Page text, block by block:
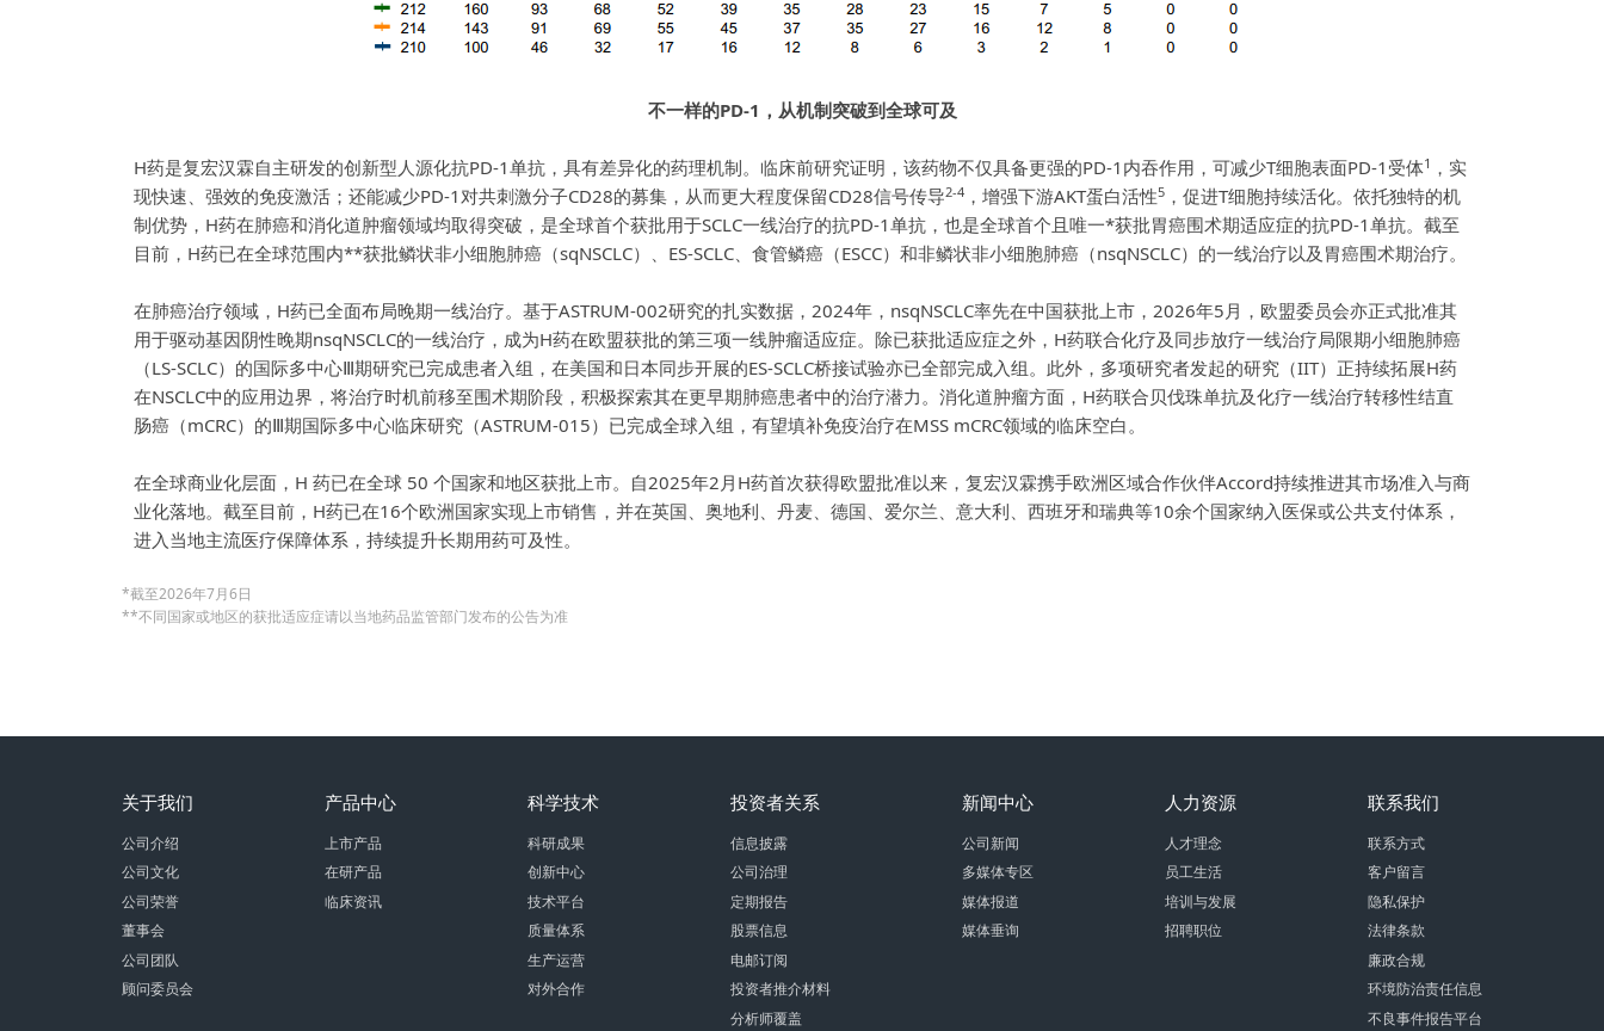
不一样的PD-1，从机制突破到全球可及
H药是复宏汉霖自主研发的创新型人源化抗PD-1单抗，具有差异化的药理机制。临床前研究证明，该药物不仅具备更强的PD-1内吞作用，可减少T细胞表面PD-1受体1 ，实
现快速、强效的免疫激活；还能减少PD-1对共刺激分子CD28的募集，从而更大程度保留CD28信号传导2-4 ，增强下游AKT蛋白活性5 ，促进T细胞持续活化。依托独特的机
制优势，H药在肺癌和消化道肿瘤领域均取得突破，是全球首个获批用于SCLC一线治疗的抗PD-1单抗，也是全球首个且唯一*获批胃癌围术期适应症的抗PD-1单抗。截至
目前，H药已在全球范围内**获批鳞状非小细胞肺癌（sqNSCLC）、ES-SCLC、食管鳞癌（ESCC）和非鳞状非小细胞肺癌（nsqNSCLC）的一线治疗以及胃癌围术期治疗。
在肺癌治疗领域，H药已全面布局晚期一线治疗。基于ASTRUM-002研究的扎实数据，2024年，nsqNSCLC率先在中国获批上市，2026年5月，欧盟委员会亦正式批准其
用于驱动基因阴性晚期nsqNSCLC的一线治疗，成为H药在欧盟获批的第三项一线肿瘤适应症。除已获批适应症之外，H药联合化疗及同步放疗一线治疗局限期小细胞肺癌
（LS-SCLC）的国际多中心Ⅲ期研究已完成患者入组，在美国和日本同步开展的ES-SCLC桥接试验亦已全部完成入组。此外，多项研究者发起的研究（IIT）正持续拓展H药
在NSCLC中的应用边界，将治疗时机前移至围术期阶段，积极探索其在更早期肺癌患者中的治疗潜力。消化道肿瘤方面，H药联合贝伐珠单抗及化疗一线治疗转移性结直
肠癌（mCRC）的Ⅲ期国际多中心临床研究（ASTRUM-015）已完成全球入组，有望填补免疫治疗在MSS mCRC领域的临床空白。
在全球商业化层面，H 药已在全球 50 个国家和地区获批上市。自2025年2月H药首次获得欧盟批准以来，复宏汉霖携手欧洲区域合作伙伴Accord持续推进其市场准入与商
业化落地。截至目前，H药已在16个欧洲国家实现上市销售，并在英国、奥地利、丹麦、德国、爱尔兰、意大利、西班牙和瑞典等10余个国家纳入医保或公共支付体系，
进入当地主流医疗保障体系，持续提升长期用药可及性。
*截至2026年7月6日
**不同国家或地区的获批适应症请以当地药品监管部门发布的公告为准
关于我们
公司介绍
公司文化
公司荣誉
董事会
公司团队
顾问委员会
产品中心
上市产品
在研产品
临床资讯
科学技术
科研成果
创新中心
技术平台
质量体系
生产运营
对外合作
投资者关系
信息披露
公司治理
定期报告
股票信息
电邮订阅
投资者推介材料
分析师覆盖
新闻中心
公司新闻
多媒体专区
媒体报道
媒体垂询
人力资源
人才理念
员工生活
培训与发展
招聘职位
联系我们
联系方式
客户留言
隐私保护
法律条款
廉政合规
环境防治责任信息
不良事件报告平台